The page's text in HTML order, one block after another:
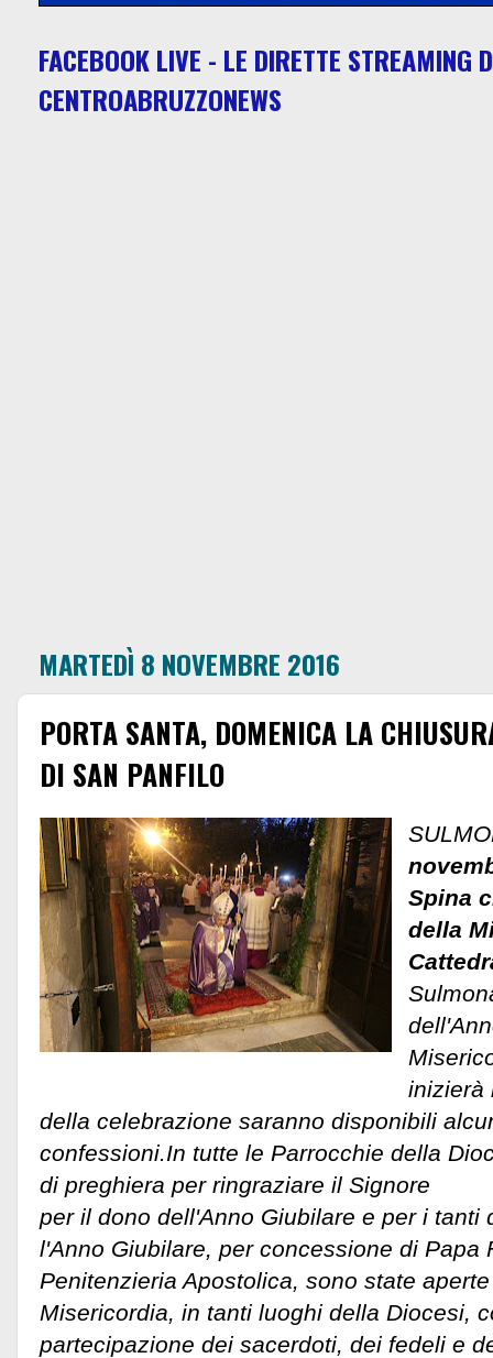
FACEBOOK LIVE - LE DIRETTE STREAMING
CENTROABRUZZONEWS
MARTEDÌ 8 NOVEMBRE 2016
PORTA SANTA, DOMENICA LA
DI SAN PANFILO
Spina
della
inizierà
della celebrazione saranno disponibili
confessioni.In tutte le Parrocchie della
di preghiera per ringraziare il Signore
per il dono dell'Anno Giubilare e per i tanti
l'Anno Giubilare, per concessione di Papa
Penitenzieria Apostolica, sono state
Misericordia, in tanti luoghi della Diocesi,
partecipazione dei sacerdoti, dei fedeli e